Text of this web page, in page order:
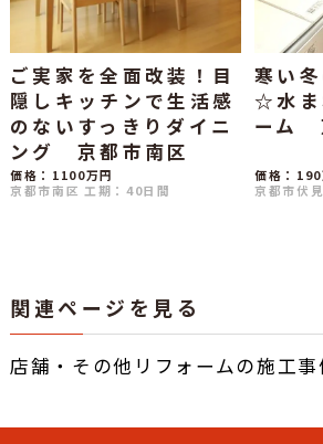
ご実家を全面改装！目
隠しキッチンで生活感
のないすっきりダイニ
ング 京都市南区
価格：1100万円
京都市南区 工期：40日間
寒い
☆水ま
ーム
価格：190
京都市伏
関連ページを見る
店舗・その他リフォームの施工事